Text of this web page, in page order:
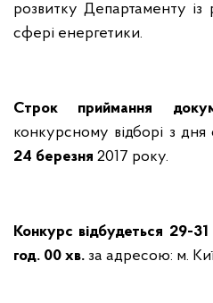
розвитку Департаменту із
сфері енергетики.
Строк приймання
конкурсному відборі з дня
24 березня 2017 року.
Конкурс відбудеться 29-31
год. 00 хв. за адресою: м.